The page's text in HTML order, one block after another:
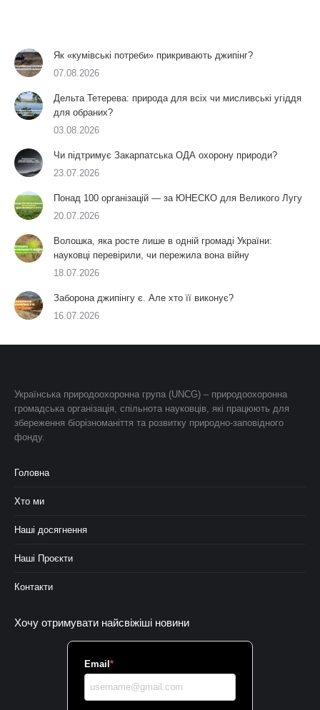
Як «кумівські потреби» прикривають джипінг?
07.08.2026
Дельта Тетерева: природа для всіх чи мисливські угіддя
для обраних?
03.08.2026
Чи підтримує Закарпатська ОДА охорону природи?
23.07.2026
Понад 100 організацій — за ЮНЕСКО для Великого Лугу
20.07.2026
Волошка, яка росте лише в одній громаді України:
науковці перевірили, чи пережила вона війну
18.07.2026
Заборона джипінгу є. Але хто її виконує?
16.07.2026
Українська природоохоронна група (UNCG) – природоохоронна
громадська організація, спільнота науковців, які працюють для
збереження біорізноманіття та розвитку природно-заповідного
фонду.
Головна
Хто ми
Наші досягнення
Наші Проєкти
Контакти
Хочу отримувати найсвіжіші новини
Email *